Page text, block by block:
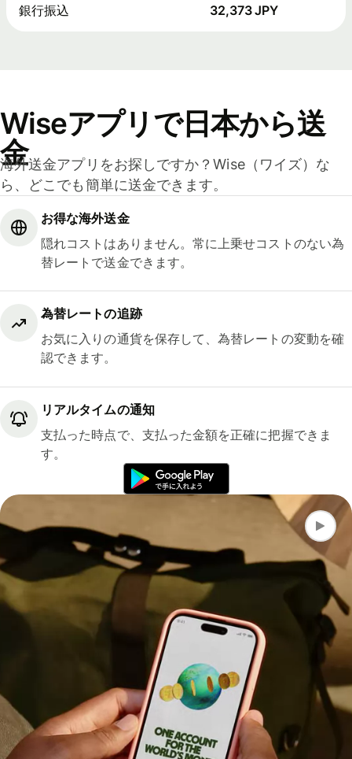
銀行振込 32,373 JPY
Wiseアプリで日本から送
金
海外送金アプリをお探しですか？Wise（ワイズ）な
ら、どこでも簡単に送金できます。
お得な海外送金
隠れコストはありません。常に上乗せコストのない為
替レートで送金できます。
為替レートの追跡
お気に入りの通貨を保存して、為替レートの変動を確
認できます。
リアルタイムの通知
支払った時点で、支払った金額を正確に把握できま
す。